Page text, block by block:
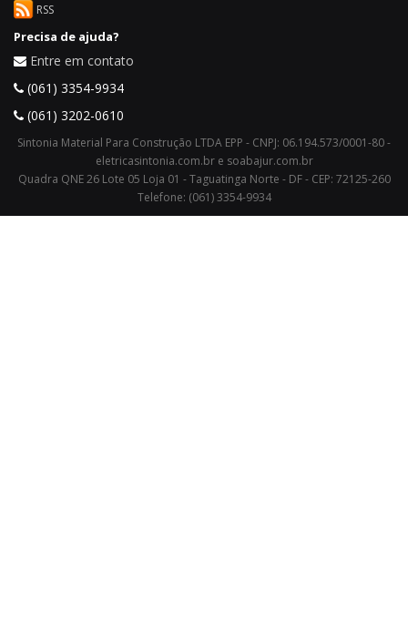
RSS
Precisa de ajuda?
Entre em contato
(061) 3354-9934
(061) 3202-0610
Sintonia Material Para Construção LTDA EPP - CNPJ: 06.194.573/0001-80 -
eletricasintonia.com.br e soabajur.com.br
Quadra QNE 26 Lote 05 Loja 01 - Taguatinga Norte - DF - CEP: 72125-260
Telefone: (061) 3354-9934